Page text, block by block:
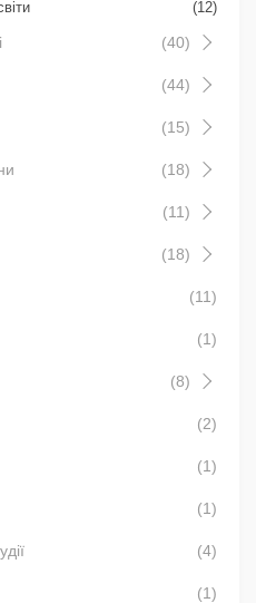
(12)
(40)
(44)
(15)
(18)
(11)
(18)
(11)
(1)
(8)
(2)
(1)
(1)
(4)
(1)